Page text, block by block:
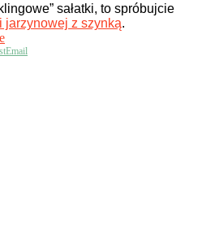
sałatki, to spróbujcie
jarzynowej z szynką.
Email